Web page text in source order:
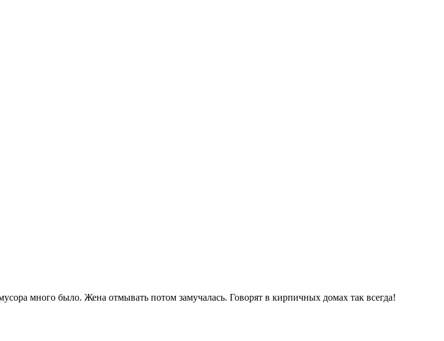
много было. Жена отмывать потом замучалась. Говорят в кирпичных домах так всегда!